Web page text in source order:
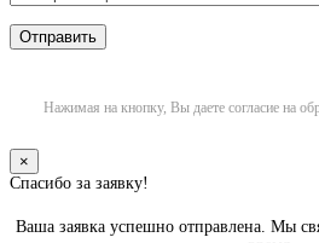
Нажимая на кнопку, Вы даете согласие на
×
Спасибо за заявку!
Ваша заявка успешно отправлена. Мы